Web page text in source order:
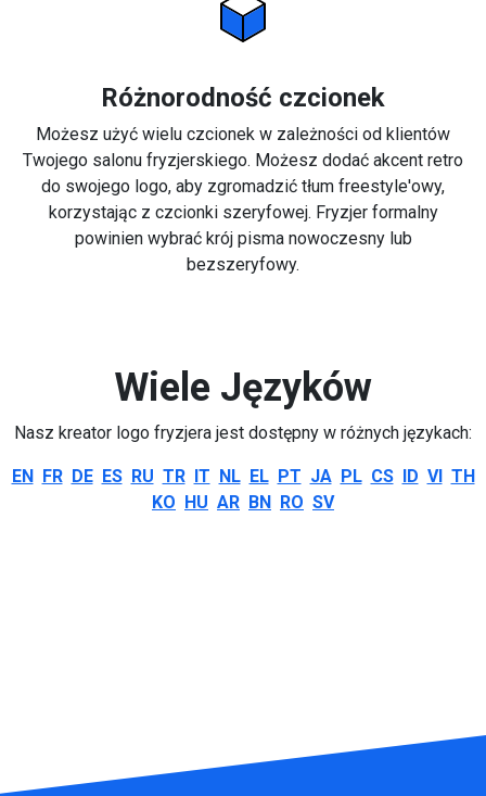
Różnorodność czcionek
Możesz użyć wielu czcionek w zależności od klientów
Twojego salonu fryzjerskiego. Możesz dodać akcent retro
do swojego logo, aby zgromadzić tłum freestyle'owy,
korzystając z czcionki szeryfowej. Fryzjer formalny
powinien wybrać krój pisma nowoczesny lub
bezszeryfowy.
Wiele Języków
Nasz kreator logo fryzjera jest dostępny w różnych językach:
EN FR DE ES RU TR IT NL EL PT JA PL CS ID VI TH
KO HU AR BN RO SV